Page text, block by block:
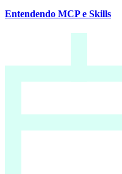
Entendendo MCP e Skills